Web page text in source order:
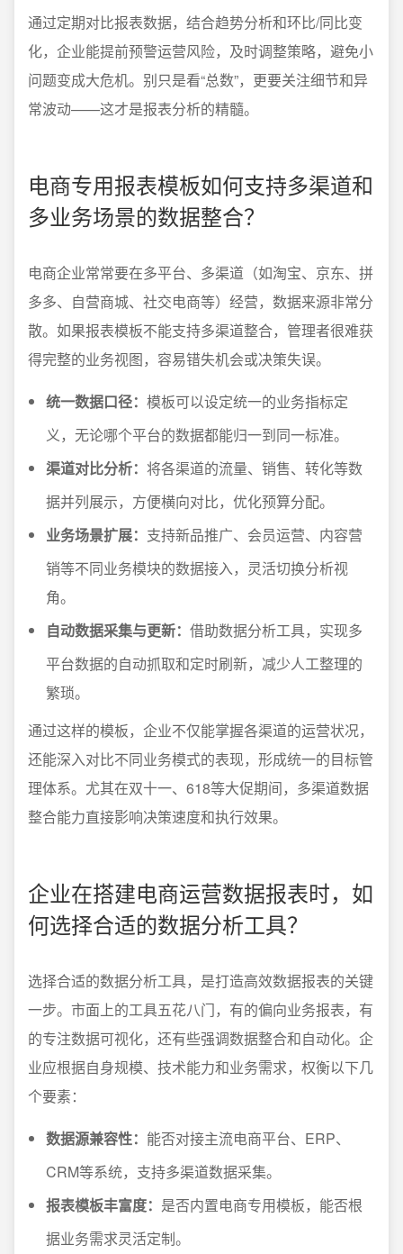
通过定期对比报表数据，结合趋势分析和环比/同比变
化，企业能提前预警运营风险，及时调整策略，避免小
问题变成大危机。别只是看“总数”，更要关注细节和异
常波动——这才是报表分析的精髓。
电商专用报表模板如何支持多渠道和
多业务场景的数据整合？
电商企业常常要在多平台、多渠道（如淘宝、京东、拼
多多、自营商城、社交电商等）经营，数据来源非常分
散。如果报表模板不能支持多渠道整合，管理者很难获
得完整的业务视图，容易错失机会或决策失误。
统一数据口径： 模板可以设定统一的业务指标定
义，无论哪个平台的数据都能归一到同一标准。
渠道对比分析： 将各渠道的流量、销售、转化等数
据并列展示，方便横向对比，优化预算分配。
业务场景扩展： 支持新品推广、会员运营、内容营
销等不同业务模块的数据接入，灵活切换分析视
角。
自动数据采集与更新： 借助数据分析工具，实现多
平台数据的自动抓取和定时刷新，减少人工整理的
繁琐。
通过这样的模板，企业不仅能掌握各渠道的运营状况，
还能深入对比不同业务模式的表现，形成统一的目标管
理体系。尤其在双十一、618等大促期间，多渠道数据
整合能力直接影响决策速度和执行效果。
企业在搭建电商运营数据报表时，如
何选择合适的数据分析工具？
选择合适的数据分析工具，是打造高效数据报表的关键
一步。市面上的工具五花八门，有的偏向业务报表，有
的专注数据可视化，还有些强调数据整合和自动化。企
业应根据自身规模、技术能力和业务需求，权衡以下几
个要素：
数据源兼容性： 能否对接主流电商平台、ERP、
CRM等系统，支持多渠道数据采集。
报表模板丰富度： 是否内置电商专用模板，能否根
据业务需求灵活定制。